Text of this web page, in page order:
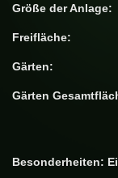
Größe der
Freifläche:
Gärten: 58
Gärten
Besonderheiten: